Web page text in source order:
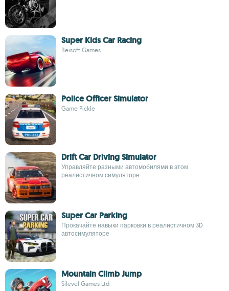
Super Kids Car Racing
Beisoft Games
Police Officer Simulator
Game Pickle
Drift Car Driving Simulator
Управляйте разными автомобилями в этом
реалистичном симуляторе
Super Car Parking
Прокачайте навыки парковки в реалистичном 3D
автосимуляторе
Mountain Climb Jump
Silevel Games Ltd